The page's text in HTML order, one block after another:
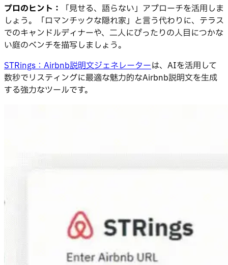
プロのヒント：
「見せる、語らない」アプローチを活用しま
しょう。「ロマンチックな隠れ家」と言う代わりに、テラス
でのキャンドルディナーや、二人にぴったりの人目につかな
い庭のベンチを描写しましょう。
STRings：Airbnb説明文ジェネレーターは、AIを活用して
数秒でリスティングに最適な魅力的なAirbnb説明文を生成
する強力なツールです。